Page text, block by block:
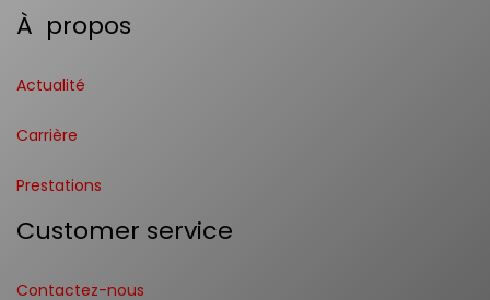
À propos
Actualité
Carrière
Prestations
Customer service
Contactez-nous